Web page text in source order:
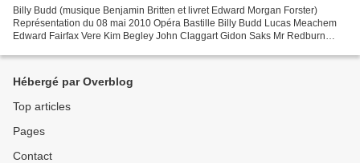
Billy Budd (musique Benjamin Britten et livret Edward Morgan Forster)
Représentation du 08 mai 2010 Opéra Bastille Billy Budd Lucas Meachem
Edward Fairfax Vere Kim Begley John Claggart Gidon Saks Mr Redburn
Hébergé par Overblog
Top articles
Pages
Contact